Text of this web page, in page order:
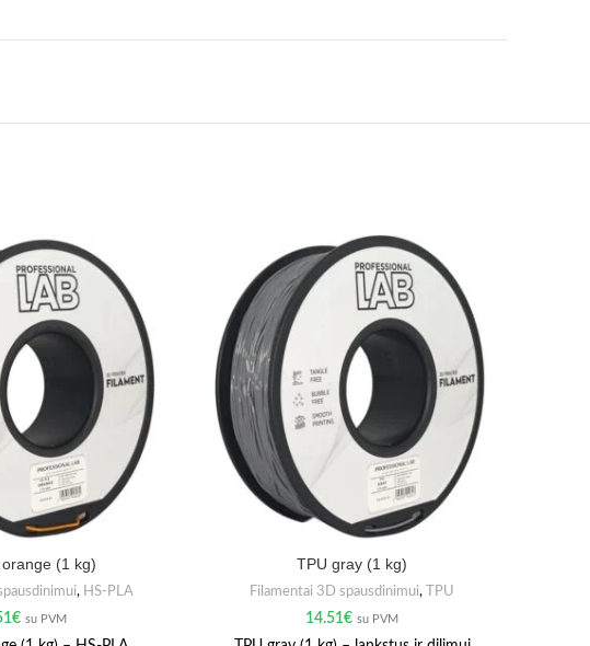
orange (1 kg)
, HS-PLA
€ su PVM
TPU gray (1 kg)
Filamentai 3D spausdinimui,
TPU
14.51€ su PVM